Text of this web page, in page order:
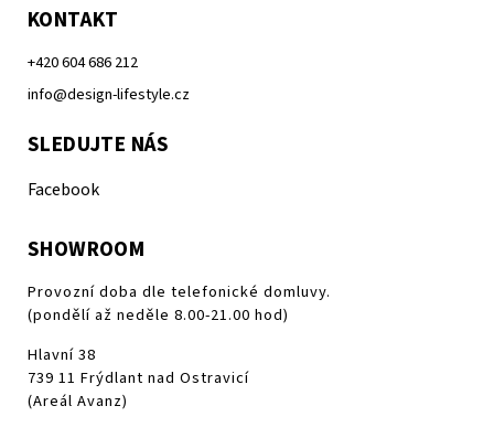
KONTAKT
+420 604 686 212
info@design-lifestyle.cz
SLEDUJTE NÁS
Facebook
SHOWROOM
Provozní doba dle telefonické domluvy.
(pondělí až neděle 8.00-21.00 hod)
Hlavní 38
739 11 Frýdlant nad Ostravicí
(Areál Avanz)